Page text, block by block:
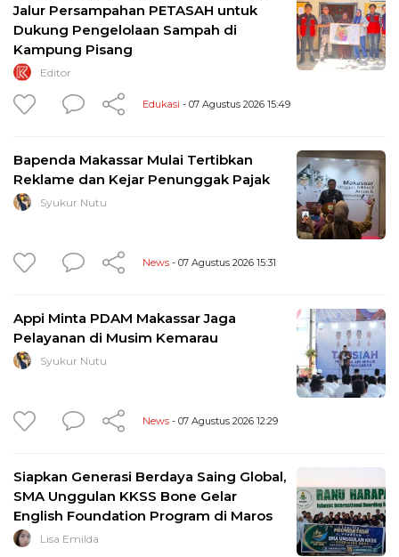
Jalur Persampahan PETASAH untuk
Dukung Pengelolaan Sampah di
Kampung Pisang
Editor
Edukasi - 07 Agustus 2026 15:49
Bapenda Makassar Mulai Tertibkan
Reklame dan Kejar Penunggak Pajak
Syukur Nutu
News - 07 Agustus 2026 15:31
Appi Minta PDAM Makassar Jaga
Pelayanan di Musim Kemarau
Syukur Nutu
News - 07 Agustus 2026 12:29
Siapkan Generasi Berdaya Saing Global,
SMA Unggulan KKSS Bone Gelar
English Foundation Program di Maros
Lisa Emilda